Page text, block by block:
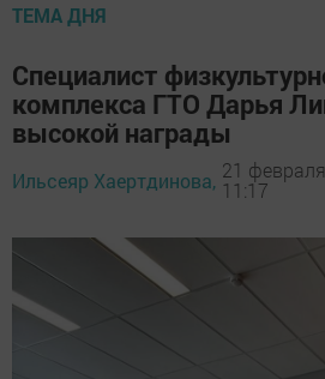
ТЕМА ДНЯ
Специалист
комплекса ГТО Дарья
высокой награды
Ильсеяр Хаертдинова, 21
11:17